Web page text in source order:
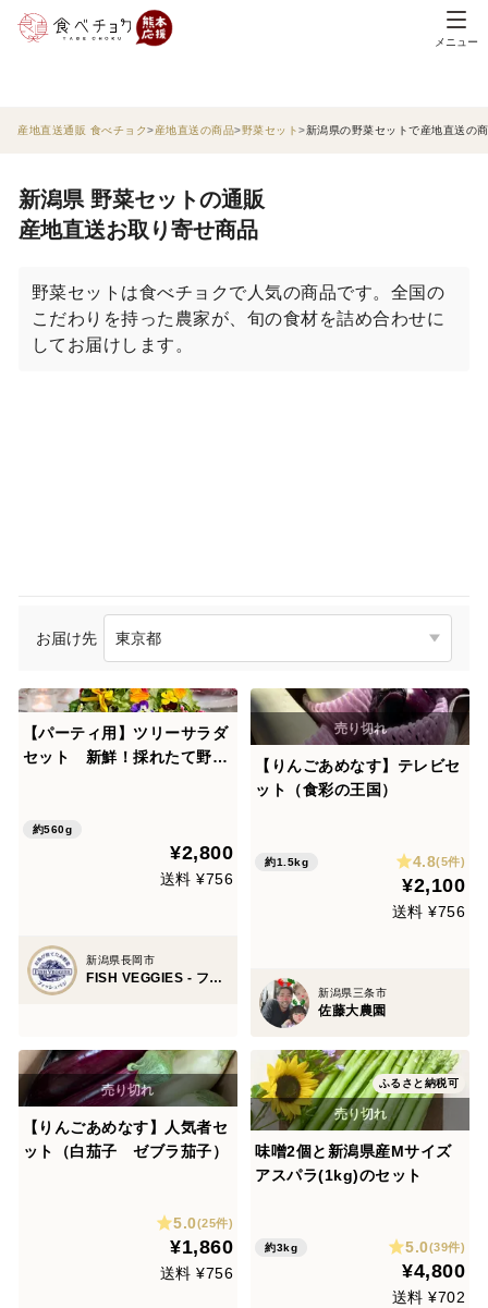
メニュー
産地直送通販 食べチョク 産地直送の商品 野菜セット 新潟県の野菜セットで産地直送の
新潟県 野菜セットの通販
産地直送お取り寄せ商品
野菜セットは食べチョクで人気の商品です。全国の
こだわりを持った農家が、旬の食材を詰め合わせに
してお届けします。
お届け先
【パーティ用】ツリーサラダ
セット 新鮮！採れたて野
約560g
¥2,800
送料 ¥756
新潟県長岡市
FISH VEGGIES - フィッシュベジ 食べチョク店
【りんごあめなす】テレビセ
ット（食彩の王国）
約1.5kg 4.8(5件)
¥2,100
送料 ¥756
新潟県三条市
佐藤大農園
【りんごあめなす】人気者セ
ット（白茄子 ゼブラ茄子）
5.0(25件)
¥1,860
送料 ¥756
ふるさと納税可
味噌2個と新潟県産Mサイズ
アスパラ(1kg)のセット
約3kg 5.0(39件)
¥4,800
送料 ¥702